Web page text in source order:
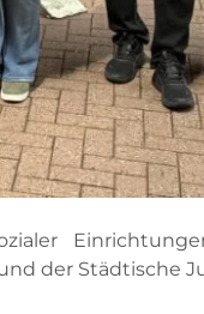
der Städtische